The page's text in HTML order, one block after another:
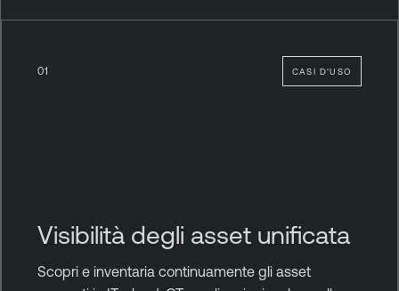
01 CASI D'USO
Visibilità degli asset unificata
Scopri e inventaria continuamente gli asset